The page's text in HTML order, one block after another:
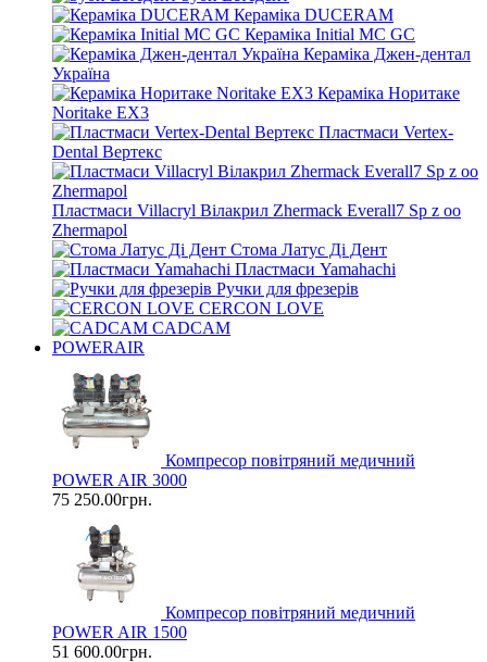
Кераміка DUCERAM
Кераміка Initial MC GC
Кераміка Джен-дентал
Україна
Кераміка Норитаке
Noritake EX3
Пластмаси Vertex-
Dental Вертекс
Пластмаси Villacryl Вілакрил Zhermack Everall7 Sp z oo
Zhermapol
Стома Латус Ді Дент
Пластмаси Yamahachi
Ручки для фрезерів
CERCON LOVE
CADCAM
POWERAIR
Компресор повітряний медичний
POWER AIR 3000
75 250.00грн.
Компресор повітряний медичний
POWER AIR 1500
51 600.00грн.